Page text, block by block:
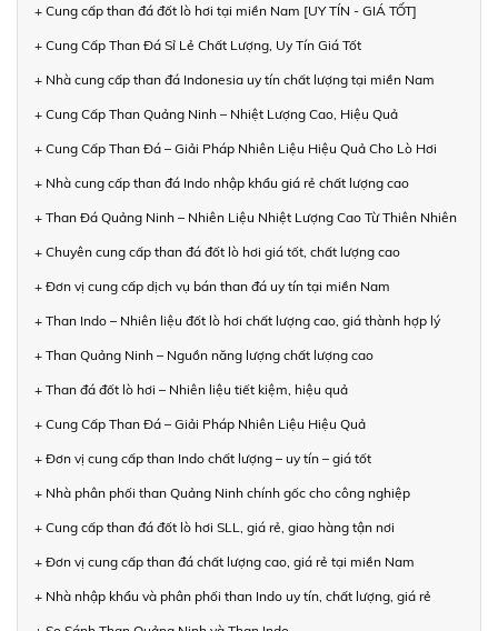
+ Cung cấp than đá đốt lò hơi tại miền Nam [UY TÍN - GIÁ TỐT]
+ Cung Cấp Than Đá Sỉ Lẻ Chất Lượng, Uy Tín Giá Tốt
+ Nhà cung cấp than đá Indonesia uy tín chất lượng tại miền Nam
+ Cung Cấp Than Quảng Ninh – Nhiệt Lượng Cao, Hiệu Quả
+ Cung Cấp Than Đá – Giải Pháp Nhiên Liệu Hiệu Quả Cho Lò Hơi
+ Nhà cung cấp than đá Indo nhập khẩu giá rẻ chất lượng cao
+ Than Đá Quảng Ninh – Nhiên Liệu Nhiệt Lượng Cao Từ Thiên Nhiên
+ Chuyên cung cấp than đá đốt lò hơi giá tốt, chất lượng cao
+ Đơn vị cung cấp dịch vụ bán than đá uy tín tại miền Nam
+ Than Indo – Nhiên liệu đốt lò hơi chất lượng cao, giá thành hợp lý
+ Than Quảng Ninh – Nguồn năng lượng chất lượng cao
+ Than đá đốt lò hơi – Nhiên liệu tiết kiệm, hiệu quả
+ Cung Cấp Than Đá – Giải Pháp Nhiên Liệu Hiệu Quả
+ Đơn vị cung cấp than Indo chất lượng – uy tín – giá tốt
+ Nhà phân phối than Quảng Ninh chính gốc cho công nghiệp
+ Cung cấp than đá đốt lò hơi SLL, giá rẻ, giao hàng tận nơi
+ Đơn vị cung cấp than đá chất lượng cao, giá rẻ tại miền Nam
+ Nhà nhập khẩu và phân phối than Indo uy tín, chất lượng, giá rẻ